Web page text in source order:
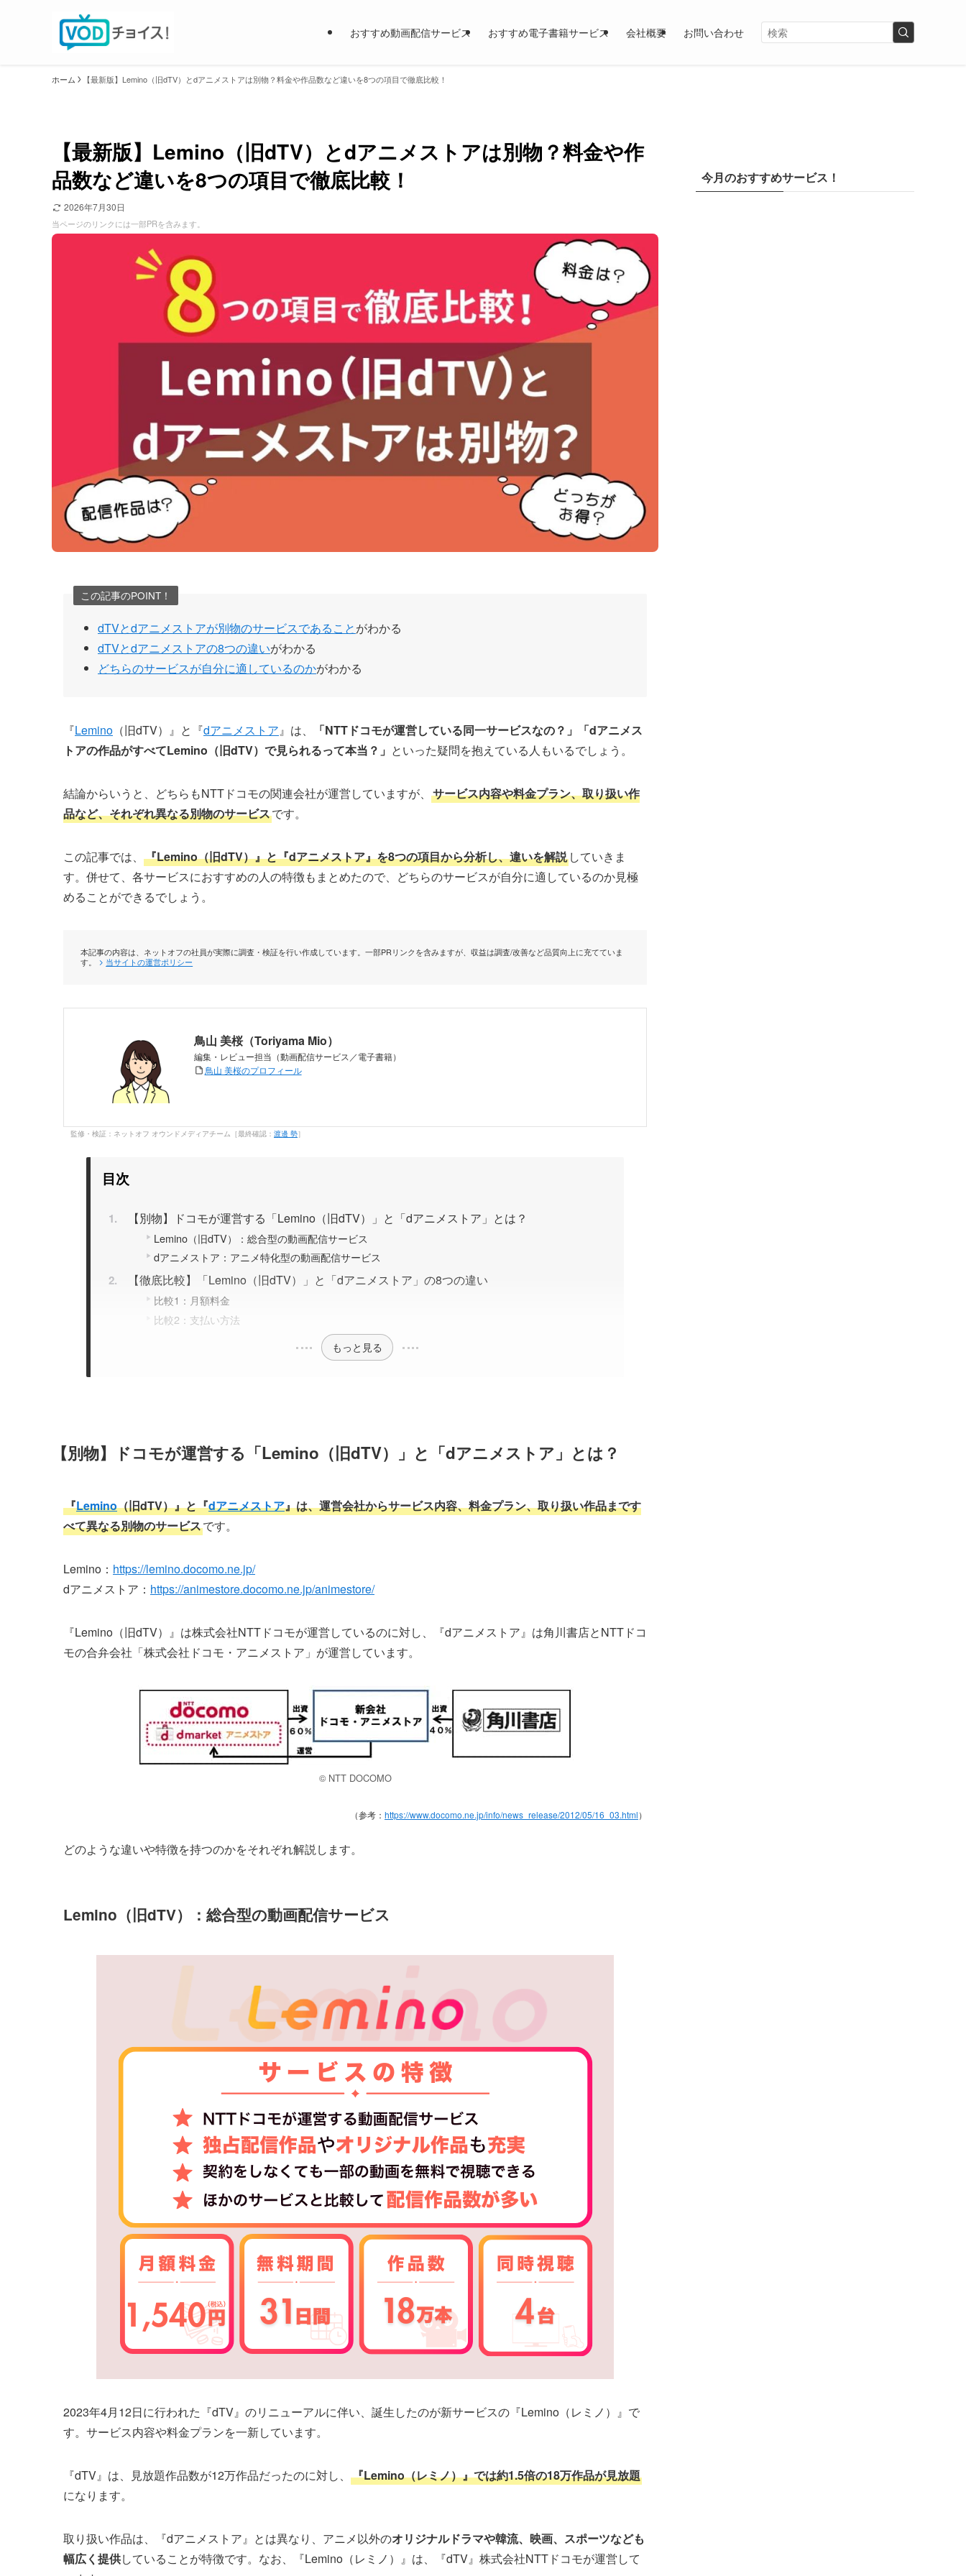
おすすめ動画配信サービス おすすめ電子書籍サービス 会社概要 お問い合わせ
ホーム 【最新版】Lemino（旧dTV）とdアニメストアは別物？料金や作品数など違いを8つの項目で徹底比較！
【最新版】Lemino（旧dTV）とdアニメストアは別物？料金や作
品数など違いを8つの項目で徹底比較！
2026年7月30日
当ページのリンクには一部PRを含みます。
この記事のPOINT！
dTVとdアニメストアが別物のサービスであることがわかる
dTVとdアニメストアの8つの違いがわかる
どちらのサービスが自分に適しているのかがわかる
『Lemino （旧dTV）』と『dアニメストア』は、
「NTTドコモが運営している同一サービスなの？」「dアニメス
トアの作品がすべてLemino（旧dTV）で見られるって本当？」 といった疑問を抱えている人もいるでしょう。
結論からいうと、どちらもNTTドコモの関連会社が運営していますが、 サービス内容や料金プラン、取り扱い作
品など、それぞれ異なる別物のサービスです。
この記事では、 『Lemino（旧dTV）』と『dアニメストア』を8つの項目から分析し、違いを解説 していきま
す。併せて、各サービスにおすすめの人の特徴もまとめたので、どちらのサービスが自分に適しているのか見極
めることができるでしょう。
本記事の内容は、ネットオフの社員が実際に調査・検証を行い作成しています。一部PRリンクを含みますが、収益は調査/改善など品質向上に充てていま
す。
当サイトの運営ポリシー
鳥山 美桜（Toriyama Mio）
編集・レビュー担当（動画配信サービス／電子書籍）
鳥山 美桜のプロフィール
監修・検証：ネットオフ オウンドメディアチーム［最終確認： 渡邊 勢］
目次
【別物】ドコモが運営する「Lemino（旧dTV）」と「dアニメストア」とは？
Lemino（旧dTV）：総合型の動画配信サービス
dアニメストア：アニメ特化型の動画配信サービス
【徹底比較】「Lemino（旧dTV）」と「dアニメストア」の8つの違い
比較1：月額料金
比較2：支払い方法
もっと見る
【別物】ドコモが運営する「Lemino（旧dTV）」と「dアニメストア」とは？
『Lemino（旧dTV）』と『dアニメストア』は、運営会社からサービス内容、料金プラン、取り扱い作品まです
べて異なる別物のサービスです。
Lemino： https://lemino.docomo.ne.jp/
dアニメストア： https://animestore.docomo.ne.jp/animestore/
『Lemino（旧dTV）』は株式会社NTTドコモが運営しているのに対し、『dアニメストア』は角川書店とNTTドコ
モの合弁会社「株式会社ドコモ・アニメストア」が運営しています。
© NTT DOCOMO
（参考： https://www.docomo.ne.jp/info/news_release/2012/05/16_03.html）
どのような違いや特徴を持つのかをそれぞれ解説します。
Lemino（旧dTV）：総合型の動画配信サービス
2023年4月12日に行われた『dTV』のリニューアルに伴い、誕生したのが新サービスの『Lemino（レミノ）』で
す。サービス内容や料金プランを一新しています。
『dTV』は、見放題作品数が12万作品だったのに対し、 『Lemino（レミノ）』では約1.5倍の18万作品が見放題
になります。
取り扱い作品は、『dアニメストア』とは異なり、アニメ以外のオリジナルドラマや韓流、映画、スポーツなども
幅広く提供していることが特徴です。なお、『Lemino（レミノ）』は、『dTV』株式会社NTTドコモが運営して
今月のおすすめサービス！